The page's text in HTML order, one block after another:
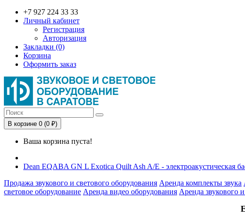
+7 927 224 33 33
Личный кабинет
Регистрация
Авторизация
Закладки (0)
Корзина
Оформить заказ
В корзине 0 (0 ₽)
Ваша корзина пуста!
Dean EQABA GN L Exotica Quilt Ash A/E - электроакустическая
Продажа звукового и светового оборудования Аренда комплекты звука
световое оборудование Аренда видео оборудования Аренда звукового